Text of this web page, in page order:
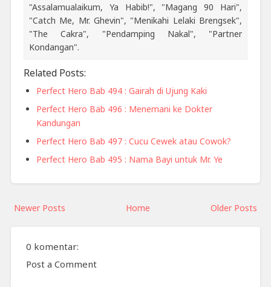
"Assalamualaikum, Ya Habib!", "Magang 90 Hari",
"Catch Me, Mr. Ghevin", "Menikahi Lelaki Brengsek",
"The Cakra", "Pendamping Nakal", "Partner
Kondangan".
Related Posts:
Perfect Hero Bab 494 : Gairah di Ujung Kaki
Perfect Hero Bab 496 : Menemani ke Dokter
Kandungan
Perfect Hero Bab 497 : Cucu Cewek atau Cowok?
Perfect Hero Bab 495 : Nama Bayi untuk Mr. Ye
Newer Posts Older Posts
Home
0 komentar:
Post a Comment